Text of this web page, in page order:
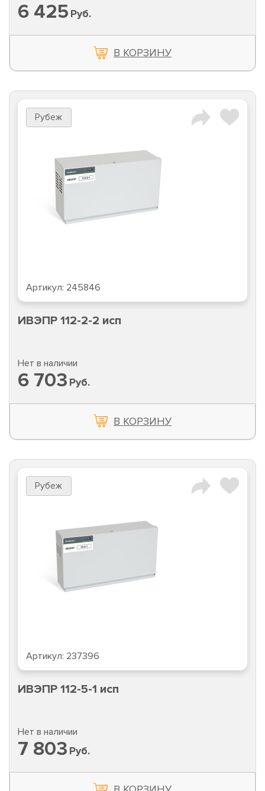
6 425 Руб.
В КОРЗИНУ
Рубеж
Артикул: 245846
ИВЭПР 112-2-2 исп
Нет в наличии
6 703 Руб.
В КОРЗИНУ
Рубеж
Артикул: 237396
ИВЭПР 112-5-1 исп
Нет в наличии
7 803 Руб.